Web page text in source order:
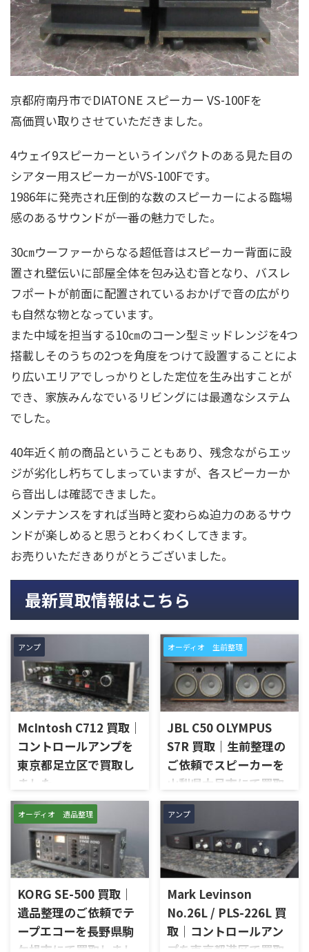
京都府南丹市でDIATONE スピーカー VS-100Fを
高価買い取りさせていただきました。
4ウェイ9スピーカーというインパクトのある見た目の
シアター用スピーカーがVS-100Fです。
1986年に発売され圧倒的な数のスピーカーによる臨場
感のあるサウンドが一番の魅力でした。
30㎝ウーファーからなる超低音はスピーカー背面に設
置され壁伝いに部屋全体を包み込む音となり、バスレ
フポートが前面に配置されているおかげで音の広がり
も自然な物となっています。
また中域を担当する10㎝のコーン型ミッドレンジを4つ
搭載しそのうちの2つを角度をつけて設置することによ
り広いエリアでしっかりとした定位を生み出すことが
でき、家族みんなでいるリビングには最適なシステム
でした。
40年近く前の商品ということもあり、残念ながらエッ
ジが劣化し朽ちてしまっていますが、各スピーカーか
ら音出しは確認できました。
メンテナンスをすれば当時と変わらぬ迫力のあるサウ
ンドが楽しめると思うとわくわくしてきます。
お売りいただきありがとうございました。
最新買取情報はこちら
アンプ
McIntosh C712 買取｜
コントロールアンプを
東京都足立区で買取し
ました
東京都足立区で、McIntoshの
コントロールアンプ「C712」
を出張買取させていただきま
した。今回のお品物は、
McIntoshらしいガラスパネル
デザインとリモート操作機能
を備えた2chソリッドステート
式のコントロールアンプで、左
右チャンネルの音出し、入力
切替、ボリューム、トーンコン
トロール、MMフォノ入力、バ
オーディオ 生前整理
JBL C50 OLYMPUS
S7R 買取｜生前整理の
ご依頼でスピーカーを
山梨県大月市にて買取
しました
山梨県大月市で、生前整理に伴
いJBLの大型スピーカー「C50
OLYMPUS S7R」を出張買取さ
せていただきました。今回の
お品物は、長年大切に音楽を
楽しまれてきたご本人様より、
オーディオ機器の整理を進めた
いとのご相談をいただいたも
のです。 JBL C50 OLYMPUS
オーディオ 遺品整理
KORG SE-500 買取｜
遺品整理のご依頼でテ
ープエコーを長野県駒
アンプ
Mark Levinson
No.26L / PLS-226L 買
取｜コントロールアン